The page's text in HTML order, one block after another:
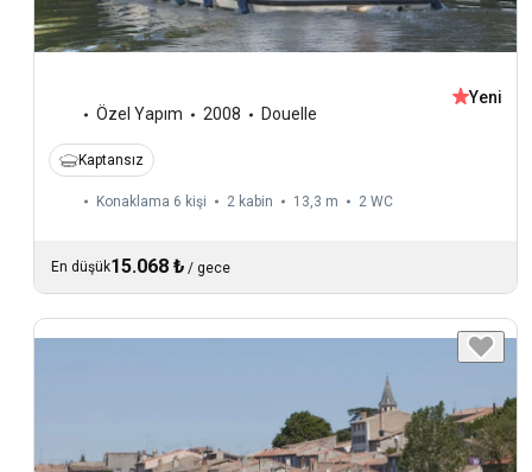
Özel Yapım 2008 Douelle
Yeni
Kaptansız
Konaklama 6 kişi 2 kabin 13,3 m 2 WC
En düşük15.068 ₺ / gece